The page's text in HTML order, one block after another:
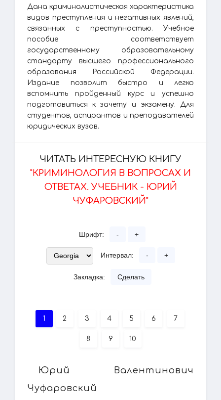
Дана криминалистическая характеристика
видов преступления и негативных явлений,
связанных с преступностью. Учебное
пособие соответствует
государственному образовательному
стандарту высшего профессионального
образования Российской Федерации.
Издание позволит быстро и легко
вспомнить пройденный курс и успешно
подготовиться к зачету и экзамену. Для
студентов, аспирантов и преподавателей
юридических вузов.
ЧИТАТЬ ИНТЕРЕСНУЮ КНИГУ
"КРИМИНОЛОГИЯ В ВОПРОСАХ И
ОТВЕТАХ. УЧЕБНИК - ЮРИЙ
ЧУФАРОВСКИЙ"
Шрифт: - +
Интервал: - +
Закладка: Сделать
1 2 3 4 5 6 7
8 9 10
Юрий Валентинович
Чуфаровский